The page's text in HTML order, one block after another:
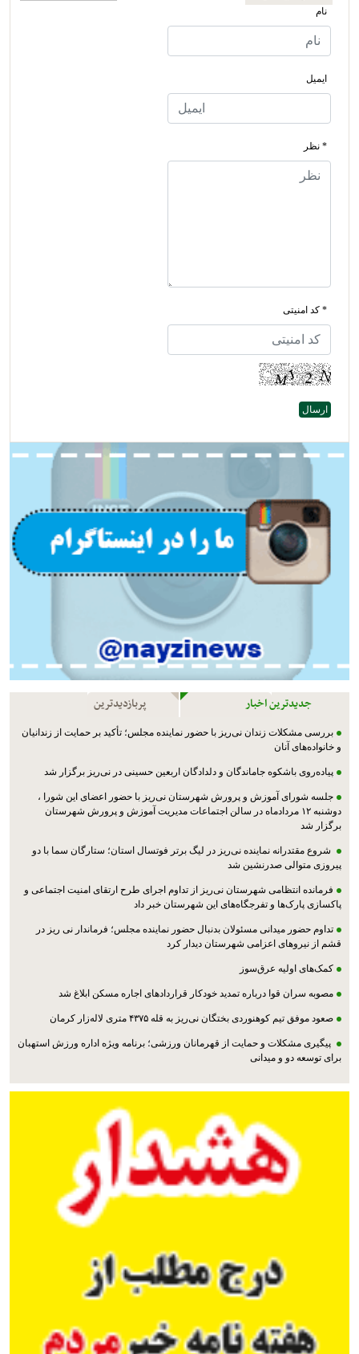
نام
ایمیل
* نظر
* کد امنیتی
جدیدترین اخبار پربازدیدترین
بررسی مشکلات زندان نی‌ریز با حضور نماینده مجلس؛ تأکید بر حمایت از زندانیان
و خانواده‌های آنان
پیاده‌روی باشکوه جاماندگان و دلدادگان اربعین حسینی در نی‌ریز برگزار شد
جلسه شورای آموزش و پرورش شهرستان نی‌ریز با حضور اعضای این شورا ،
دوشنبه ۱۲ مردادماه در سالن اجتماعات مدیریت آموزش و پرورش شهرستان
برگزار شد
شروع مقتدرانه نماینده نی‌ریز در لیگ برتر فوتسال استان؛ ستارگان سما با دو
پیروزی متوالی صدرنشین شد
فرمانده انتظامی شهرستان نی‌ریز از تداوم اجرای طرح ارتقای امنیت اجتماعی و
پاکسازی پارک‌ها و تفرجگاه‌های این شهرستان خبر داد
تداوم حضور میدانی مسئولان بدنبال حضور نماینده مجلس؛ فرماندار نی ریز در
قشم از نیروهای اعزامی شهرستان دیدار کرد
کمک‌های اولیه عرق‌سوز
مصوبه سران قوا درباره تمدید خودکار قراردادهای اجاره مسکن ابلاغ شد
صعود موفق تیم کوهنوردی بختگان نی‌ریز به قله ۴۳۷۵ متری لاله‌زار کرمان
پیگیری مشکلات و حمایت از قهرمانان ورزشی؛ برنامه ویژه اداره ورزش استهبان
برای توسعه دو و میدانی